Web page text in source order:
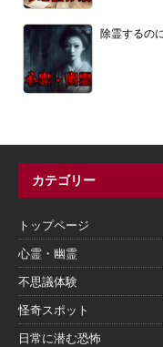
除霊するの
カテゴリー
トップページ
心霊・幽霊
不思議体験
怪奇スポット
日常に潜む恐怖